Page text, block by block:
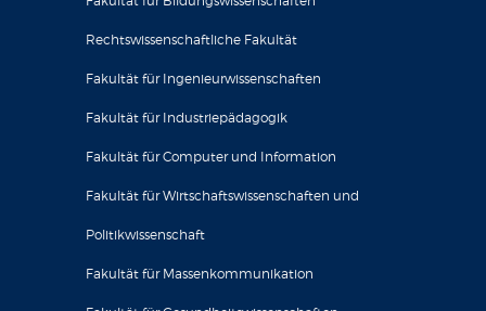
Rechtswissenschaftliche Fakultät
Fakultät für Ingenieurwissenschaften
Fakultät für Industriepädagogik
Fakultät für Computer und Information
Fakultät für Wirtschaftswissenschaften und
Politikwissenschaft
Fakultät für Massenkommunikation